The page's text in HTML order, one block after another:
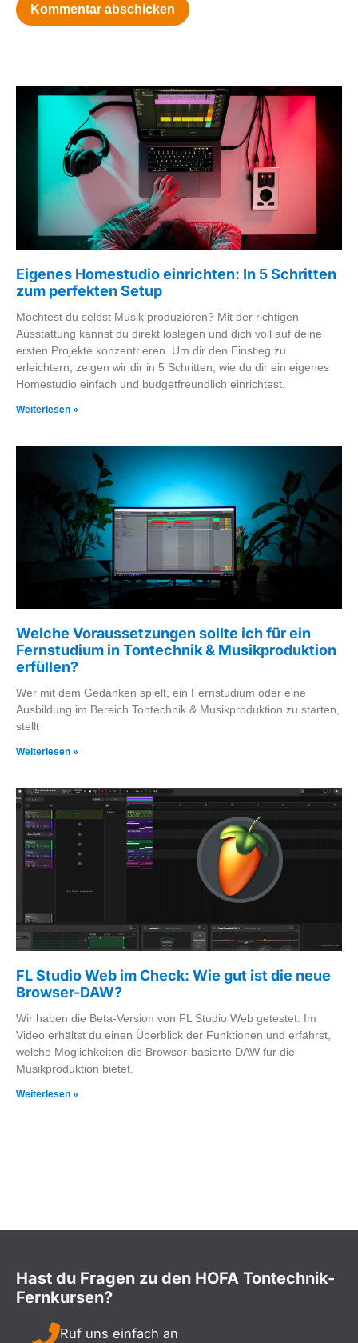
Eigenes Homestudio einrichten: In 5 Schritten
zum perfekten Setup
Möchtest du selbst Musik produzieren? Mit der richtigen
Ausstattung kannst du direkt loslegen und dich voll auf deine
ersten Projekte konzentrieren. Um dir den Einstieg zu
erleichtern, zeigen wir dir in 5 Schritten, wie du dir ein eigenes
Homestudio einfach und budgetfreundlich einrichtest.
Weiterlesen »
Welche Voraussetzungen sollte ich für ein
Fernstudium in Tontechnik & Musikproduktion
erfüllen?
Wer mit dem Gedanken spielt, ein Fernstudium oder eine
Ausbildung im Bereich Tontechnik & Musikproduktion zu starten,
stellt
Weiterlesen »
FL Studio Web im Check: Wie gut ist die neue
Browser-DAW?
Wir haben die Beta-Version von FL Studio Web getestet. Im
Video erhältst du einen Überblick der Funktionen und erfährst,
welche Möglichkeiten die Browser-basierte DAW für die
Musikproduktion bietet.
Weiterlesen »
Hast du Fragen zu den HOFA Tontechnik-
Fernkursen?
Ruf uns einfach an